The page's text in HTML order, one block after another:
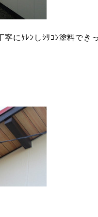
寧にｹﾚﾝしｼﾘｺﾝ塗料でき